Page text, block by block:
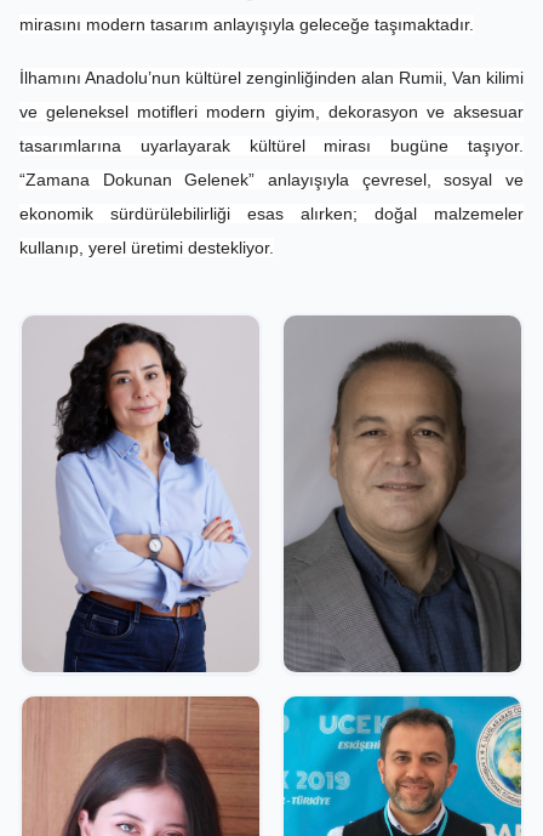
mirasını modern tasarım anlayışıyla geleceğe taşımaktadır.
İlhamını Anadolu’nun kültürel zenginliğinden alan Rumii, Van kilimi
ve geleneksel motifleri modern giyim, dekorasyon ve aksesuar
tasarımlarına uyarlayarak kültürel mirası bugüne taşıyor.
“Zamana Dokunan Gelenek” anlayışıyla çevresel, sosyal ve
ekonomik sürdürülebilirliği esas alırken; doğal malzemeler
kullanıp, yerel üretimi destekliyor.